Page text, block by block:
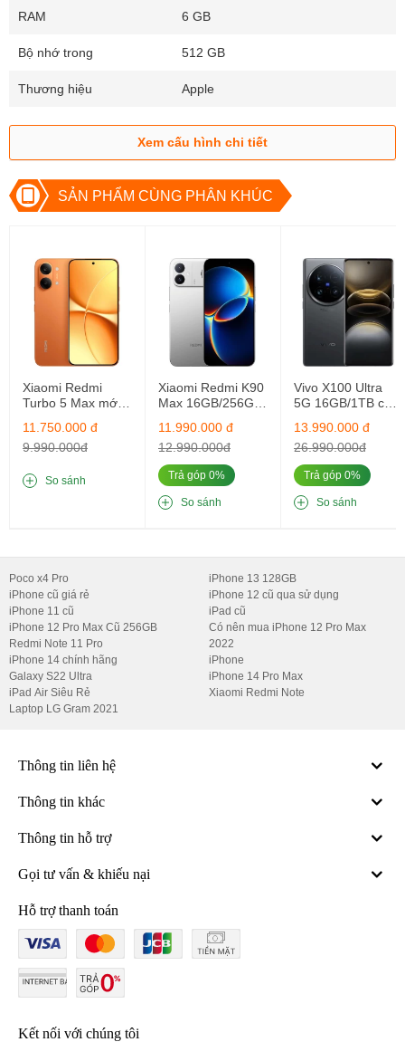
RAM 6 GB
Bộ nhớ trong 512 GB
Thương hiệu Apple
Xem cấu hình chi tiết
SẢN PHẨM CÙNG PHÂN KHÚC
Xiaomi Redmi
Turbo 5 Max mới
16GB/256GB
11.750.000 đ
9.990.000đ
So sánh
Xiaomi Redmi K90
Max 16GB/256GB
Nguyên Bản
11.990.000 đ
12.990.000đ
Trả góp 0%
So sánh
Vivo X100 Ultra
5G 16GB/1TB cũ
13.990.000 đ
26.990.000đ
Trả góp 0%
So sánh
Poco x4 Pro
iPhone cũ giá rẻ
iPhone 11 cũ
iPhone 12 Pro Max Cũ 256GB
Redmi Note 11 Pro
iPhone 14 chính hãng
Galaxy S22 Ultra
iPad Air Siêu Rẻ
Laptop LG Gram 2021
iPhone 13 128GB
iPhone 12 cũ qua sử dụng
iPad cũ
Có nên mua iPhone 12 Pro Max
2022
iPhone
iPhone 14 Pro Max
Xiaomi Redmi Note
Thông tin liên hệ
Thông tin khác
Thông tin hỗ trợ
Gọi tư vấn & khiếu nại
Hỗ trợ thanh toán
Kết nối với chúng tôi